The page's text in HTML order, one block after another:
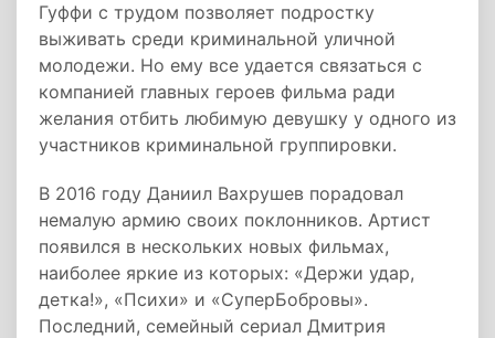
Гуффи с трудом позволяет подростку
выживать среди криминальной уличной
молодежи. Но ему все удается связаться с
компанией главных героев фильма ради
желания отбить любимую девушку у одного из
участников криминальной группировки.
В 2016 году Даниил Вахрушев порадовал
немалую армию своих поклонников. Артист
появился в нескольких новых фильмах,
наиболее яркие из которых: «Держи удар,
детка!», «Психи» и «СуперБобровы».
Последний, семейный сериал Дмитрия